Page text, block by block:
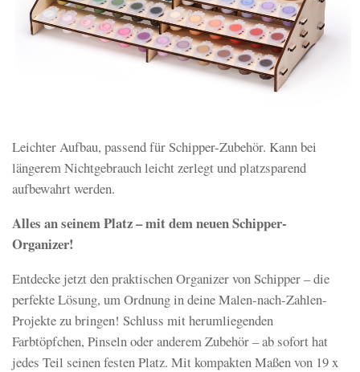
Leichter Aufbau, passend für Schipper-Zubehör. Kann bei
längerem Nichtgebrauch leicht zerlegt und platzsparend
aufbewahrt werden.
Alles an seinem Platz – mit dem neuen Schipper-
Organizer!
Entdecke jetzt den praktischen Organizer von Schipper – die
perfekte Lösung, um Ordnung in deine Malen-nach-Zahlen-
Projekte zu bringen! Schluss mit herumliegenden
Farbtöpfchen, Pinseln oder anderem Zubehör – ab sofort hat
jedes Teil seinen festen Platz. Mit kompakten Maßen von 19 x